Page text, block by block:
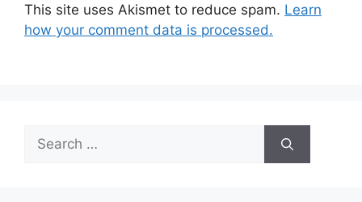
This site uses Akismet to reduce spam. Learn
how your comment data is processed.